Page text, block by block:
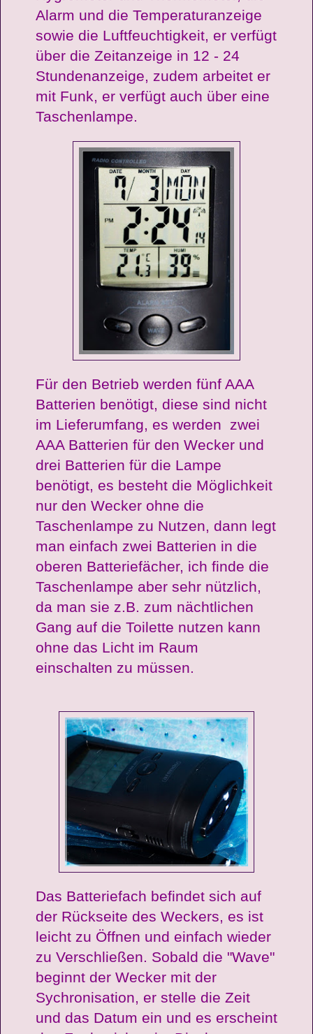
Alarm und die Temperaturanzeige
sowie die Luftfeuchtigkeit, er verfügt
über die Zeitanzeige in 12 - 24
Stundenanzeige, zudem arbeitet er
mit Funk, er verfügt auch über eine
Taschenlampe.
Für den Betrieb werden fünf AAA
Batterien benötigt, diese sind nicht
im Lieferumfang, es werden zwei
AAA Batterien für den Wecker und
drei Batterien für die Lampe
benötigt, es besteht die Möglichkeit
nur den Wecker ohne die
Taschenlampe zu Nutzen, dann legt
man einfach zwei Batterien in die
oberen Batteriefächer, ich finde die
Taschenlampe aber sehr nützlich,
da man sie z.B. zum nächtlichen
Gang auf die Toilette nutzen kann
ohne das Licht im Raum
einschalten zu müssen.
Das Batteriefach befindet sich auf
der Rückseite des Weckers, es ist
leicht zu Öffnen und einfach wieder
zu Verschließen. Sobald die "Wave"
beginnt der Wecker mit der
Sychronisation, er stelle die Zeit
und das Datum ein und es erscheint